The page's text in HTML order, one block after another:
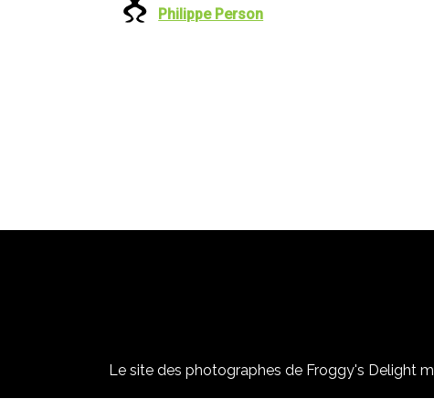
Philippe Person
Le site des photographes de Froggy's Delight